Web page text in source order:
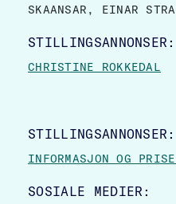
SKAANSAR, EINAR
STILLINGSANNONSER:
CHRISTINE ROKKEDAL
STILLINGSANNONSER:
INFORMASJON OG
SOSIALE MEDIER: